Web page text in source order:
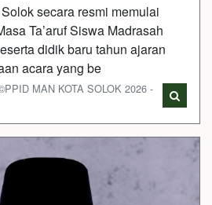
secara resmi memulai
Ta’aruf Siswa Madrasah
didik baru tahun ajaran
acara yang be
MAN KOTA SOLOK 2026 -